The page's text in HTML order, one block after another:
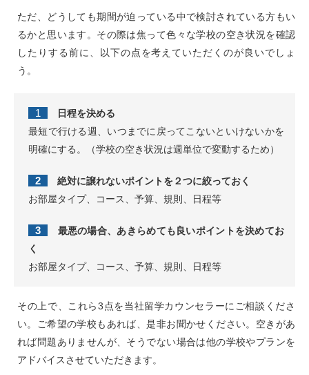
ただ、どうしても期間が迫っている中で検討されている方もい
るかと思います。その際は焦って色々な学校の空き状況を確認
したりする前に、以下の点を考えていただくのが良いでしょ
う。
1
日程を決める
最短で行ける週、いつまでに戻ってこないといけないかを
明確にする。（学校の空き状況は週単位で変動するため）
2
絶対に譲れないポイントを２つに絞っておく
お部屋タイプ、コース、予算、規則、日程等
3
最悪の場合、あきらめても良いポイントを決めてお
く
お部屋タイプ、コース、予算、規則、日程等
その上で、これら3点を当社留学カウンセラーにご相談くださ
い。ご希望の学校もあれば、是非お聞かせください。空きがあ
れば問題ありませんが、そうでない場合は他の学校やプランを
アドバイスさせていただきます。